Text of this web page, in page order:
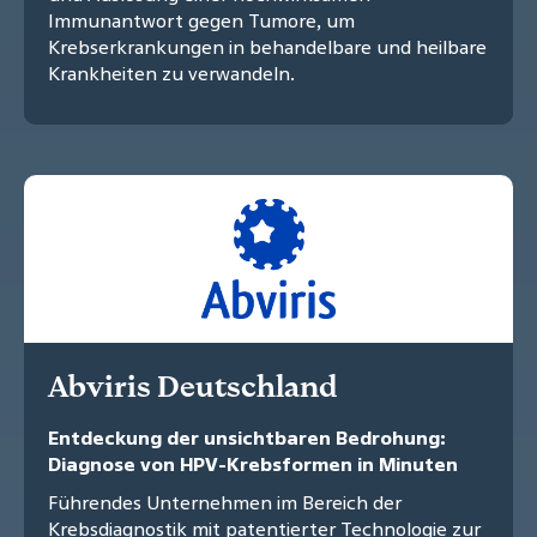
Immunantwort gegen Tumore, um
Krebserkrankungen in behandelbare und heilbare
Krankheiten zu verwandeln.
Abviris Deutschland
Entdeckung der unsichtbaren Bedrohung:
Diagnose von HPV-Krebsformen in Minuten
Führendes Unternehmen im Bereich der
Krebsdiagnostik mit patentierter Technologie zur